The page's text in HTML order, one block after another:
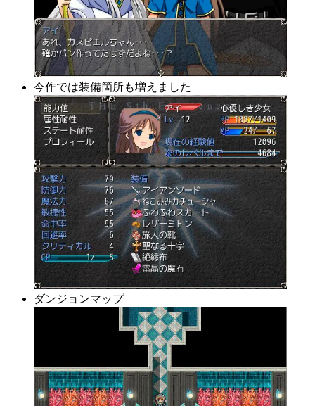
今作では装備箇所も増えました
ダンジョンマップ